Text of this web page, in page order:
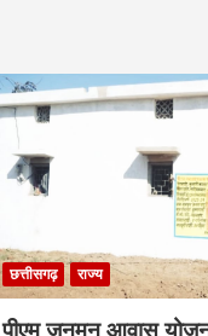
छत्तीसगढ़ राज्य
पीएम जनमन आवास